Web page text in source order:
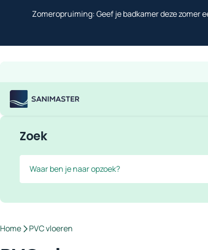
Zomeropruiming: Geef je badkamer deze zomer
Sanimaster
Zoek
Home PVC vloeren